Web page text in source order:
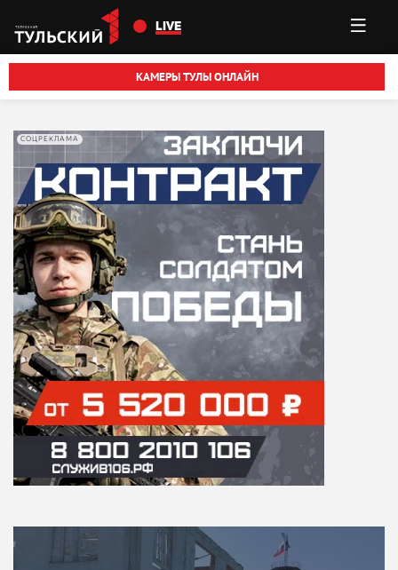
Перейти к основному содержанию
LIVE
КАМЕРЫ ТУЛЫ ОНЛАЙН
СОЦРЕКЛАМА